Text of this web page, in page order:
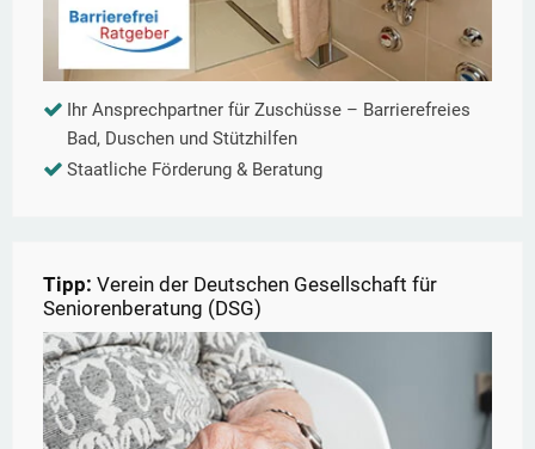
Ihr Ansprechpartner für Zuschüsse – Barrierefreies
Bad, Duschen und Stützhilfen
Staatliche Förderung & Beratung
Tipp: Verein der Deutschen Gesellschaft für
Seniorenberatung (DSG)